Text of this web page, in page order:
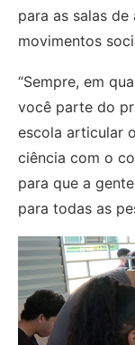
para as salas
movimentos
“Sempre, em
você parte do
escola articular
ciência com o
para que a
para todas as